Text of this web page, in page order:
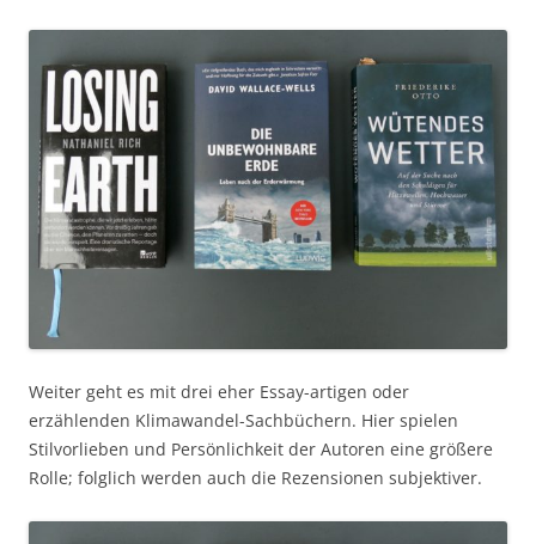
Weiter geht es mit drei eher Essay-artigen oder
erzählenden Klimawandel-Sachbüchern. Hier spielen
Stilvorlieben und Persönlichkeit der Autoren eine größere
Rolle; folglich werden auch die Rezensionen subjektiver.